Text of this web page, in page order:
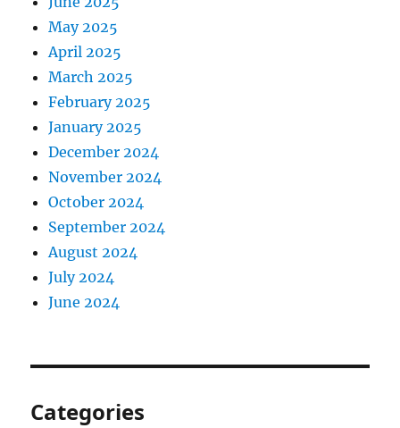
May 2025
April 2025
March 2025
February 2025
January 2025
December 2024
November 2024
October 2024
September 2024
August 2024
July 2024
June 2024
Categories